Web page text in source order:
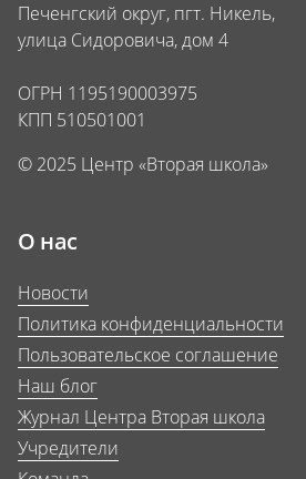
Печенгский округ, пгт. Никель,
улица Сидоровича, дом 4
ОГРН 1195190003975
КПП 510501001
© 2025 Центр «Вторая школа»
О нас
Новости
Политика конфиденциальности
Пользовательское соглашение
Наш блог
Журнал Центра Вторая школа
Учредители